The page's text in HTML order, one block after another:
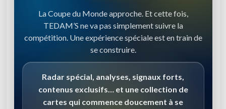
La Coupe du Monde approche. Et cette fois,
TEDAM’S ne va pas simplement suivre la
compétition. Une expérience spéciale est en train de
se construire.
Radar spécial, analyses, signaux forts,
contenus exclusifs… et une collection de
cartes qui commence doucement à se